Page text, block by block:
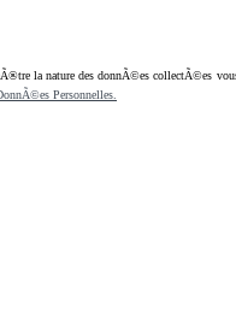
la nature des donnÃ©es collectÃ©es
Personnelles.